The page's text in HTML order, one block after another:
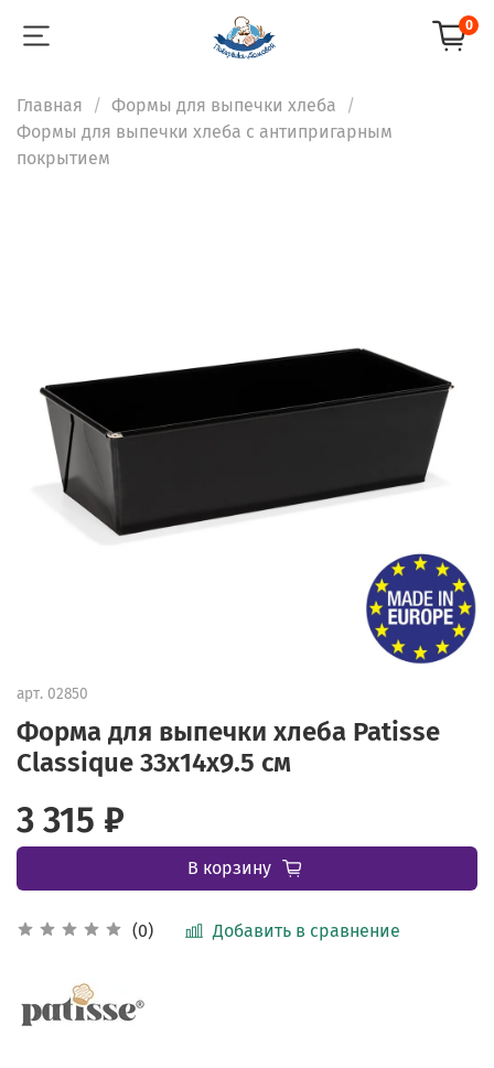
0
Главная
Формы для выпечки хлеба
Формы для выпечки хлеба с антипригарным
покрытием
арт. 02850
Форма для выпечки хлеба Patisse
Classique 33х14х9.5 см
(0) Добавить в сравнение
3 315 ₽
В корзину